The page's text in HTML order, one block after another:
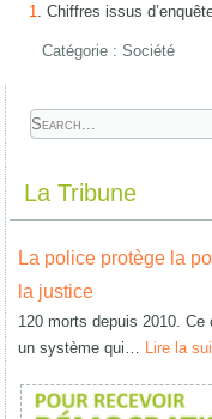
1 . Chiffres issus
Catégorie :Société
La Tribune
La police protège la
la justice
120 morts depuis 2010. Ce
un système qui…
Lire la